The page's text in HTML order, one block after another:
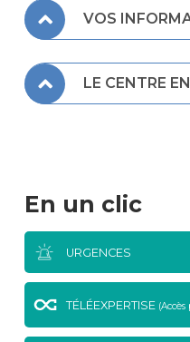
VOS
LE CENTRE
En un clic
URGENCES
TÉLÉEXPERTISE